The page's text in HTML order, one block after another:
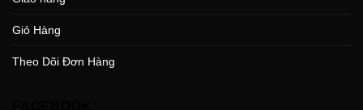
Giỏ Hàng
Theo Dõi Đơn Hàng